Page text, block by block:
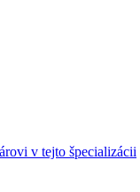
v tejto špecializácii